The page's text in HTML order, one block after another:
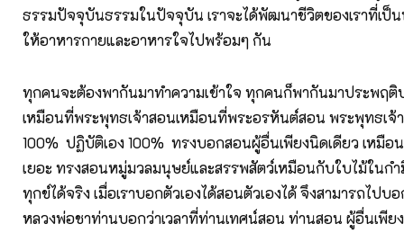
ธรรมปัจจุบันธรรมในปัจจุบัน เราจะได้พัฒนาชีวิตของเราที่เป็น
ให้อาหารกายและอาหารใจไปพร้อมๆ กัน
ทุกคนจะต้องพากันมาทำความเข้าใจ ทุกคนก็พากันมาประพฤติ
เหมือนที่พระพุทธเจ้าสอนเหมือนที่พระอรหันต์สอน พระพุทธเจ้
100% ปฏิบัติเอง 100% ทรงบอกสอนผู้อื่นเพียงนิดเดียว เหมือ
เยอะ ทรงสอนหมู่มวลมนุษย์และสรรพสัตว์เหมือนกับใบไม้ในก
ทุกข์ได้จริง เมื่อเราบอกตัวเองได้สอนตัวเองได้ จึงสามารถไปบ
หลวงพ่อชาท่านบอกว่าเวลาที่ท่านเทศน์สอน ท่านสอน ผู้อื่นเพี